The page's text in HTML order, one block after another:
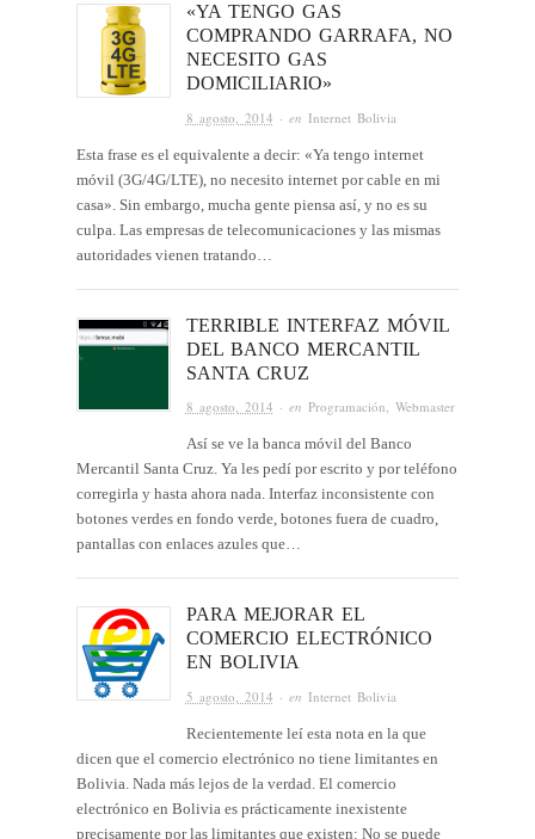
«YA TENGO GAS
COMPRANDO GARRAFA, NO
NECESITO GAS
DOMICILIARIO»
8 agosto, 2014 · en Internet Bolivia
Esta frase es el equivalente a decir: «Ya tengo internet
móvil (3G/4G/LTE), no necesito internet por cable en mi
casa». Sin embargo, mucha gente piensa así, y no es su
culpa. Las empresas de telecomunicaciones y las mismas
autoridades vienen tratando…
TERRIBLE INTERFAZ MÓVIL
DEL BANCO MERCANTIL
SANTA CRUZ
8 agosto, 2014 · en Programación, Webmaster
Así se ve la banca móvil del Banco
Mercantil Santa Cruz. Ya les pedí por escrito y por teléfono
corregirla y hasta ahora nada. Interfaz inconsistente con
botones verdes en fondo verde, botones fuera de cuadro,
pantallas con enlaces azules que…
PARA MEJORAR EL
COMERCIO ELECTRÓNICO
EN BOLIVIA
5 agosto, 2014 · en Internet Bolivia
Recientemente leí esta nota en la que
dicen que el comercio electrónico no tiene limitantes en
Bolivia. Nada más lejos de la verdad. El comercio
electrónico en Bolivia es prácticamente inexistente
precisamente por las limitantes que existen: No se puede